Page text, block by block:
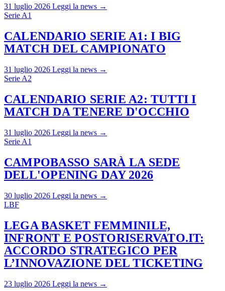
31 luglio 2026 Leggi la news →
Serie A1
CALENDARIO SERIE A1: I BIG
MATCH DEL CAMPIONATO
31 luglio 2026 Leggi la news →
Serie A2
CALENDARIO SERIE A2: TUTTI I
MATCH DA TENERE D'OCCHIO
31 luglio 2026 Leggi la news →
Serie A1
CAMPOBASSO SARÀ LA SEDE
DELL'OPENING DAY 2026
30 luglio 2026 Leggi la news →
LBF
LEGA BASKET FEMMINILE,
INFRONT E POSTORISERVATO.IT:
ACCORDO STRATEGICO PER
L’INNOVAZIONE DEL TICKETING
23 luglio 2026 Leggi la news →